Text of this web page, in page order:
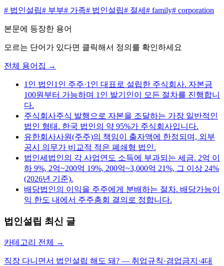
# 법인설립# 부부# 가족# 법인설립# 절세 # family# corporation
본문에 등장한 용어
모르는 단어가 있다면 클릭해서 정의를 확인하세요
전체 용어집 →
1인 법인1인 주주·1인 대표로 설립한 주식회사. 자본금
100원부터 가능하며 1인 발기인이 모든 절차를 진행합니
다.
주식회사주식 발행으로 자본을 조달하는 가장 일반적인
법인 형태. 한국 법인의 약 95%가 주식회사입니다.
유한회사사원(주주)의 책임이 출자액에 한정되며, 외부
공시 의무가 비교적 적은 폐쇄형 법인.
법인세 법인의 각 사업연도 소득에 부과되는 세금. 2억 이
하 9%, 2억~200억 19%, 200억~3,000억 21%, 그 이상 24%
(2026년 기준).
배당법인의 이익을 주주에게 분배하는 절차. 배당가능이
익 한도 내에서 주주총회 결의로 정합니다.
법인설립 최신 글
카테고리 전체 →
직장 다니면서 법인설립 해도 돼? — 취업규칙·겸업금지·4대